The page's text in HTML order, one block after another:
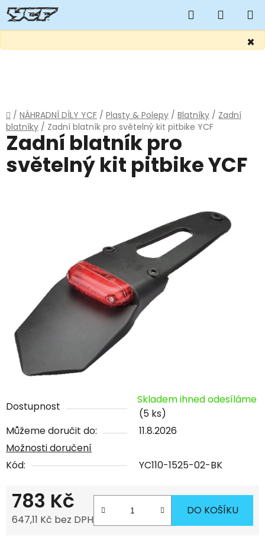
×
Hledat
KOŠÍK
Domů
/ NÁHRADNÍ DÍLY YCF / Plasty & Polepy / Blatníky / Zadní
blatníky / Zadní blatník pro světelný kit pitbike YCF
Dostupnost
Skladem ihned odesíláme
(5 ks)
Můžeme doručit do:
11.8.2026
Možnosti doručení
Kód:
YC110-1525-02-BK
783 Kč
647,11 Kč bez DPH
DO KOŠÍKU
Zadní blatník pro
světelný kit pitbike YCF